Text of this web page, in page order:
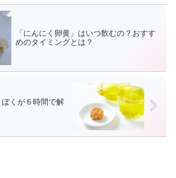
「にんにく卵黄」はいつ飲むの？おすす
めのタイミングとは？
くが６時間で解